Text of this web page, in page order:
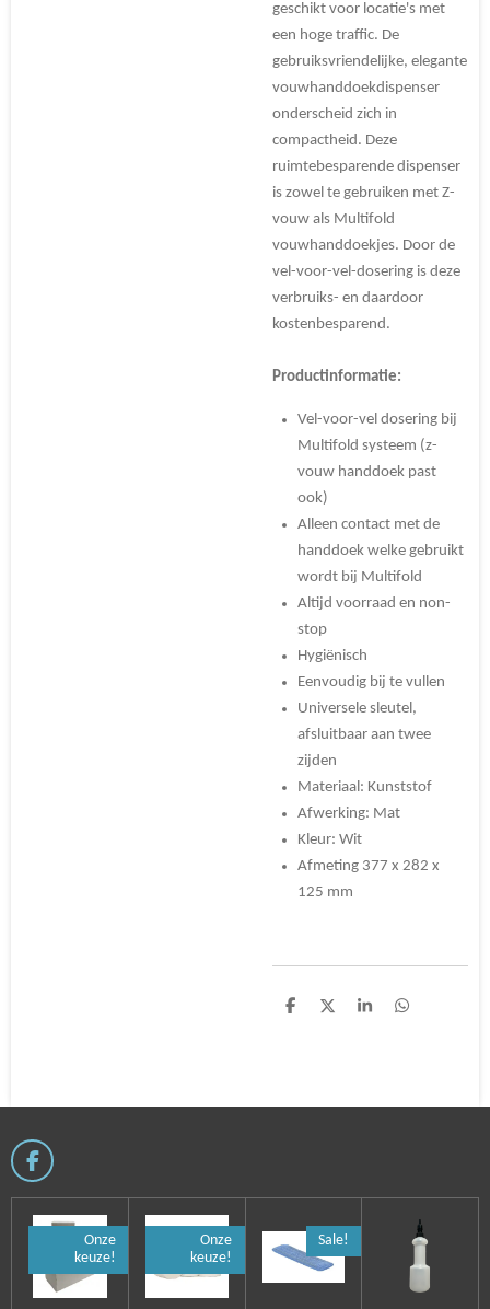
geschikt voor locatie's met
een hoge traffic. De
gebruiksvriendelijke, elegante
vouwhanddoekdispenser
onderscheid zich in
compactheid. Deze
ruimtebesparende dispenser
is zowel te gebruiken met Z-
vouw als Multifold
vouwhanddoekjes. Door de
vel-voor-vel-dosering is deze
verbruiks- en daardoor
kostenbesparend.
Productinformatie:
Vel-voor-vel dosering bij
Multifold systeem (z-
vouw handdoek past
ook)
Alleen contact met de
handdoek welke gebruikt
wordt bij Multifold
Altijd voorraad en non-
stop
Hygiënisch
Eenvoudig bij te vullen
Universele sleutel,
afsluitbaar aan twee
zijden
Materiaal: Kunststof
Afwerking: Mat
Kleur: Wit
Afmeting 377 x 282 x
125 mm
D
D
S
D
F
e
Onze
keuze!
Onze
keuze!
Sale!